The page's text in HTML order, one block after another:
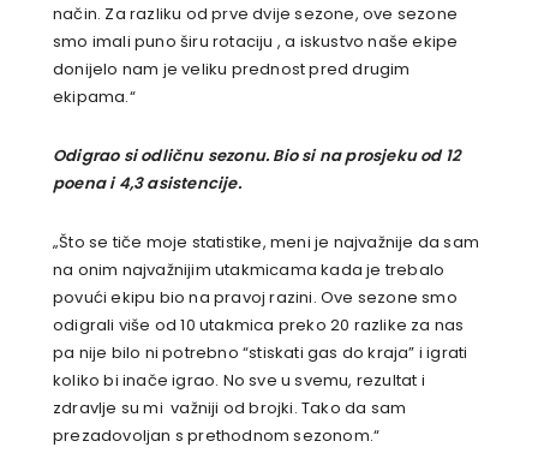
način. Za razliku od prve dvije sezone, ove sezone
smo imali puno širu rotaciju , a iskustvo naše ekipe
donijelo nam je veliku prednost pred drugim
ekipama.“
Odigrao si odličnu sezonu. Bio si na prosjeku od 12
poena i 4,3 asistencije.
„Što se tiče moje statistike, meni je najvažnije da sam
na onim najvažnijim utakmicama kada je trebalo
povući ekipu bio na pravoj razini. Ove sezone smo
odigrali više od 10 utakmica preko 20 razlike za nas
pa nije bilo ni potrebno “stiskati gas do kraja” i igrati
koliko bi inače igrao. No sve u svemu, rezultat i
zdravlje su mi važniji od brojki. Tako da sam
prezadovoljan s prethodnom sezonom.“